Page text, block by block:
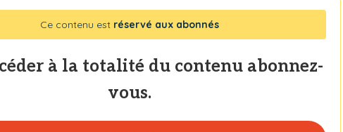
Ce contenu est réservé aux abonnés
à la totalité du contenu abonnez-
vous.